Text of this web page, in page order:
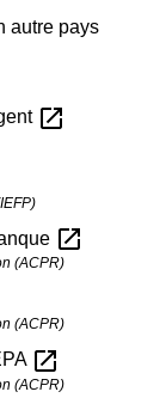
autre pays
open_in_new
open_in_new
(ACPR)
(ACPR)
open_in_new
(ACPR)